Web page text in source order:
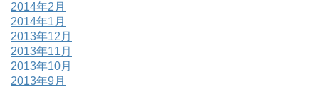
2014年2月
2014年1月
2013年12月
2013年11月
2013年10月
2013年9月